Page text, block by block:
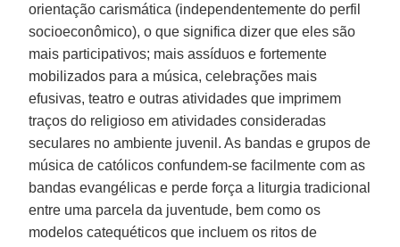
orientação carismática (independentemente do perfil
socioeconômico), o que significa dizer que eles são
mais participativos; mais assíduos e fortemente
mobilizados para a música, celebrações mais
efusivas, teatro e outras atividades que imprimem
traços do religioso em atividades consideradas
seculares no ambiente juvenil. As bandas e grupos de
música de católicos confundem-se facilmente com as
bandas evangélicas e perde força a liturgia tradicional
entre uma parcela da juventude, bem como os
modelos catequéticos que incluem os ritos de